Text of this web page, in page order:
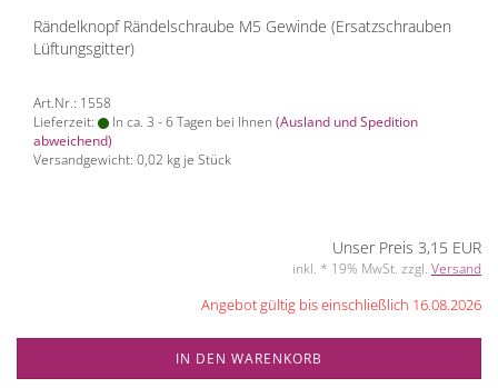
Rändelknopf Rändelschraube M5 Gewinde (Ersatzschrauben
Lüftungsgitter)
Art.Nr.: 1558
Lieferzeit:
In ca. 3 - 6 Tagen bei Ihnen (Ausland und Spedition
abweichend)
Versandgewicht: 0,02 kg je Stück
Unser Preis 3,15 EUR
inkl. * 19% MwSt. zzgl. Versand
Angebot gültig bis einschließlich 16.08.2026
IN DEN WARENKORB